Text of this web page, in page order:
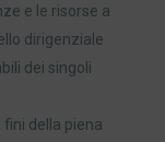
e le risorse a
dirigenziale
dei singoli
della piena